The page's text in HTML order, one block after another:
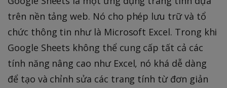
trên nền tảng web. Nó cho phép lưu trữ và tổ
chức thông tin như là Microsoft Excel. Trong khi
Google Sheets không thể cung cấp tất cả các
tính năng nâng cao như Excel, nó khá dễ dàng
để tạo và chỉnh sửa các trang tính từ đơn giản